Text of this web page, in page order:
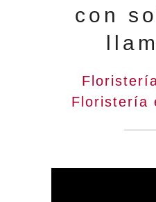
con
Floristería